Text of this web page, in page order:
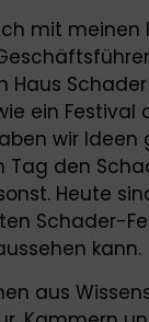
mit meinen
Haus
ein Festival
wir Ideen
Tag den
Heute
Schader-
kann.
aus